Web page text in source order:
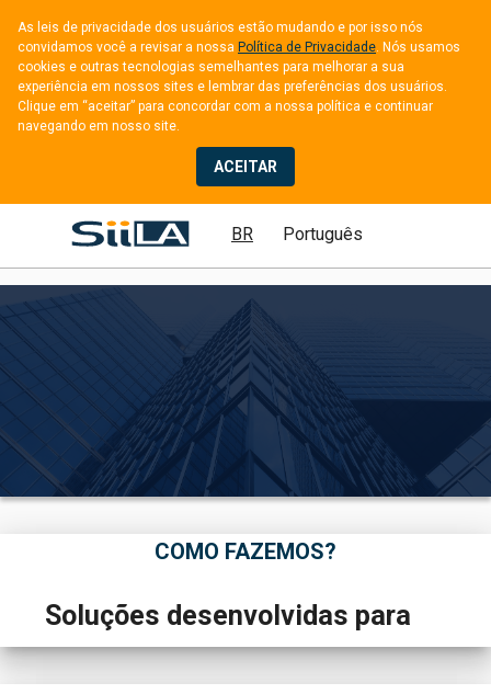
As leis de privacidade dos usuários estão mudando e por isso nós
convidamos você a revisar a nossa Política de Privacidade. Nós usamos
cookies e outras tecnologias semelhantes para melhorar a sua
experiência em nossos sites e lembrar das preferências dos usuários.
Clique em “aceitar” para concordar com a nossa política e continuar
navegando em nosso site.
ACEITAR
BR Português
COMO FAZEMOS?
Soluções desenvolvidas para